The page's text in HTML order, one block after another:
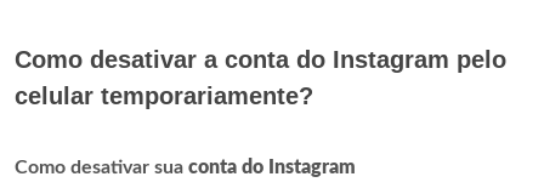
Como desativar a conta do Instagram pelo
celular temporariamente?
Como desativar sua conta do Instagram